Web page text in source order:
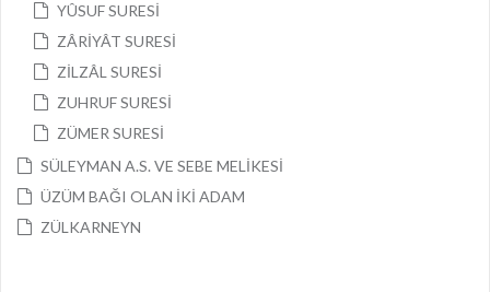
YÛSUF SURESİ
ZÂRİYÂT SURESİ
ZİLZÂL SURESİ
ZUHRUF SURESİ
ZÜMER SURESİ
SÜLEYMAN A.S. VE SEBE MELİKESİ
ÜZÜM BAĞI OLAN İKİ ADAM
ZÜLKARNEYN